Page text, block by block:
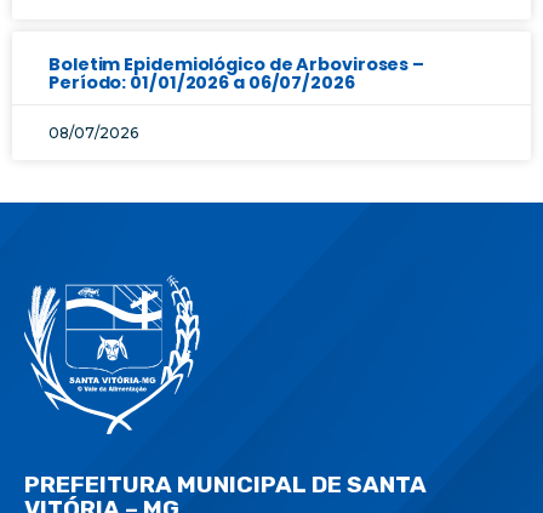
Boletim Epidemiológico de Arboviroses –
Período: 01/01/2026 a 06/07/2026
08/07/2026
PREFEITURA MUNICIPAL DE SANTA